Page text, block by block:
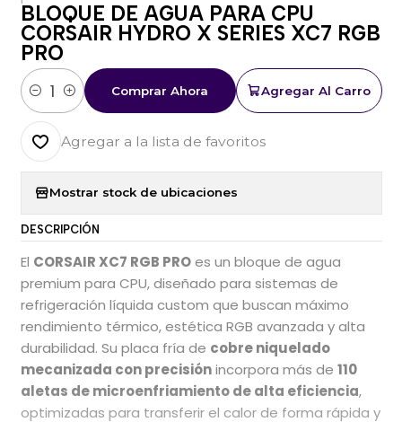
BLOQUE DE AGUA PARA CPU
CORSAIR HYDRO X SERIES XC7 RGB
PRO
Cantidad
Agregar Al Carro
Comprar Ahora
Agregar a la lista de favoritos
Mostrar stock de ubicaciones
DESCRIPCIÓN
El CORSAIR XC7 RGB PROes un bloque de agua
premium para CPU, diseñado para sistemas de
refrigeración líquida custom que buscan máximo
rendimiento térmico, estética RGB avanzada y alta
durabilidad. Su placa fría de cobre niquelado
mecanizada con precisiónincorpora más de 110
aletas de microenfriamiento de alta eficiencia,
optimizadas para transferir el calor de forma rápida y